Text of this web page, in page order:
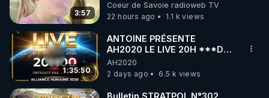
3:57
Coeur de Savoie radioweb TV
22 hours ago
1.1 k views
1:35:50
ANTOINE PRÉSENTE
AH2020 LE LIVE 20H ***DU
06/08/2026***
AH2020
2 days ago
6.5 k views
Bulletin STRATPOL N°302.